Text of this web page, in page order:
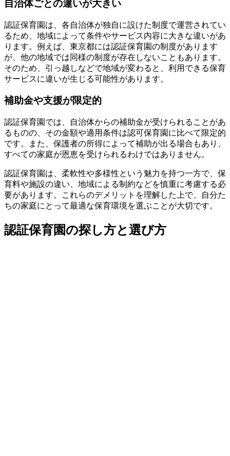
自治体ごとの違いが大きい
認証保育園は、各自治体が独自に設けた制度で運営されてい
るため、地域によって条件やサービス内容に大きな違いがあ
ります。例えば、東京都には認証保育園の制度があります
が、他の地域では同様の制度が存在しないこともあります。
そのため、引っ越しなどで地域が変わると、利用できる保育
サービスに違いが生じる可能性があります。
補助金や支援が限定的
認証保育園では、自治体からの補助金が受けられることがあ
るものの、その金額や適用条件は認可保育園に比べて限定的
です。また、保護者の所得によって補助が出る場合もあり、
すべての家庭が恩恵を受けられるわけではありません。
認証保育園は、柔軟性や多様性という魅力を持つ一方で、保
育料や施設の違い、地域による制約などを慎重に考慮する必
要があります。これらのデメリットを理解した上で、自分た
ちの家庭にとって最適な保育環境を選ぶことが大切です。
認証保育園の探し方と選び方